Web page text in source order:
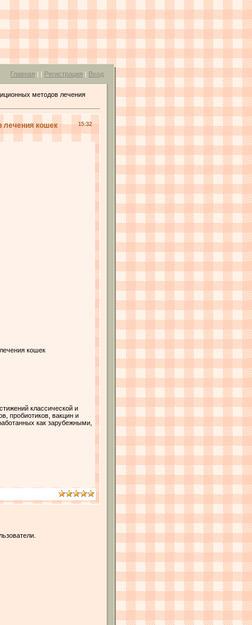
Главная | | Регистрация | Вход
методов лечения
15:32
лечения кошек
кошек
классической и
пробиотиков, вакцин и
как зарубежными,